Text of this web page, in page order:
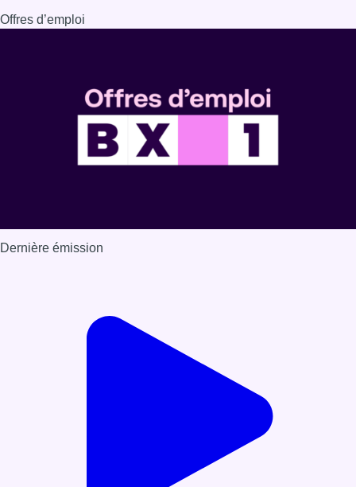
Offres d’emploi
Dernière émission